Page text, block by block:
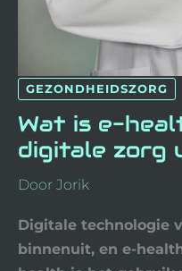
GEZONDHEIDSZORG
Wat is e-
digitale zorg
Door Jorik
Digitale technologie
binnenuit, en e-